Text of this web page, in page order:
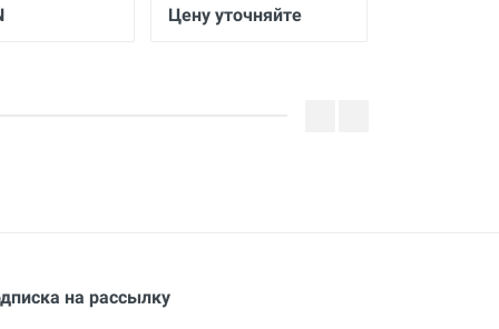
Цену уточняйте
на рассылку